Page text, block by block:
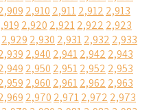
2,910 2,9112,912 2,913
2,920 2,9212,922 2,923
2,929 2,930 2,9312,932 2,933
2,940 2,9412,942 2,943
2,950 2,9512,952 2,953
2,960 2,9612,962 2,963
2,970 2,9712,972 2,973